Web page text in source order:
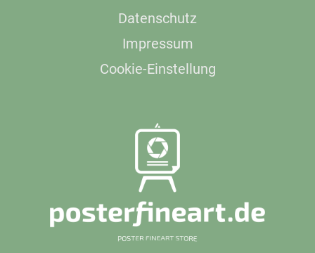
Datenschutz
Impressum
Cookie-Einstellung